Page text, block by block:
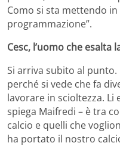
Como si sta mettendo
programmazione”.
Cesc, l’uomo che esalta
Si arriva subito al punto.
perché si vede che fa
lavorare in scioltezza. Li
spiega Maifredi – è tra
calcio e quelli che
ha portato il nostro